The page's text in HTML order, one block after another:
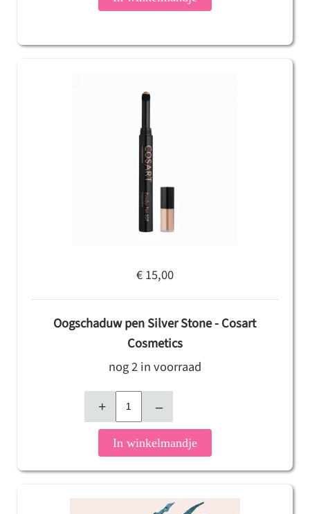
€ 15,00
Oogschaduw pen Silver Stone - Cosart
Cosmetics
nog 2 in voorraad
+ –
In winkelmandje